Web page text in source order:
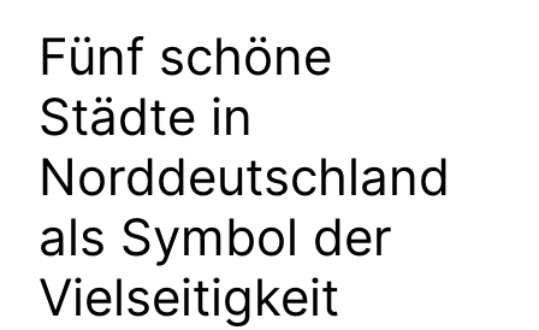
Fünf schöne
Städte in
Norddeutschland
als Symbol der
Vielseitigkeit